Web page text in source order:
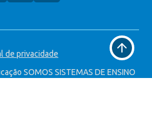
Voltar
ao
topo
de privacidade
SOMOS SISTEMAS DE ENSINO